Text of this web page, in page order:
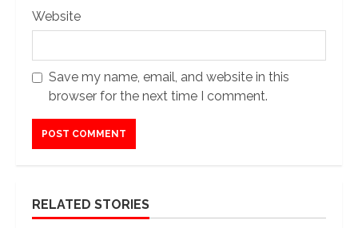
Website
Save my name, email, and website in this
browser for the next time I comment.
RELATED STORIES